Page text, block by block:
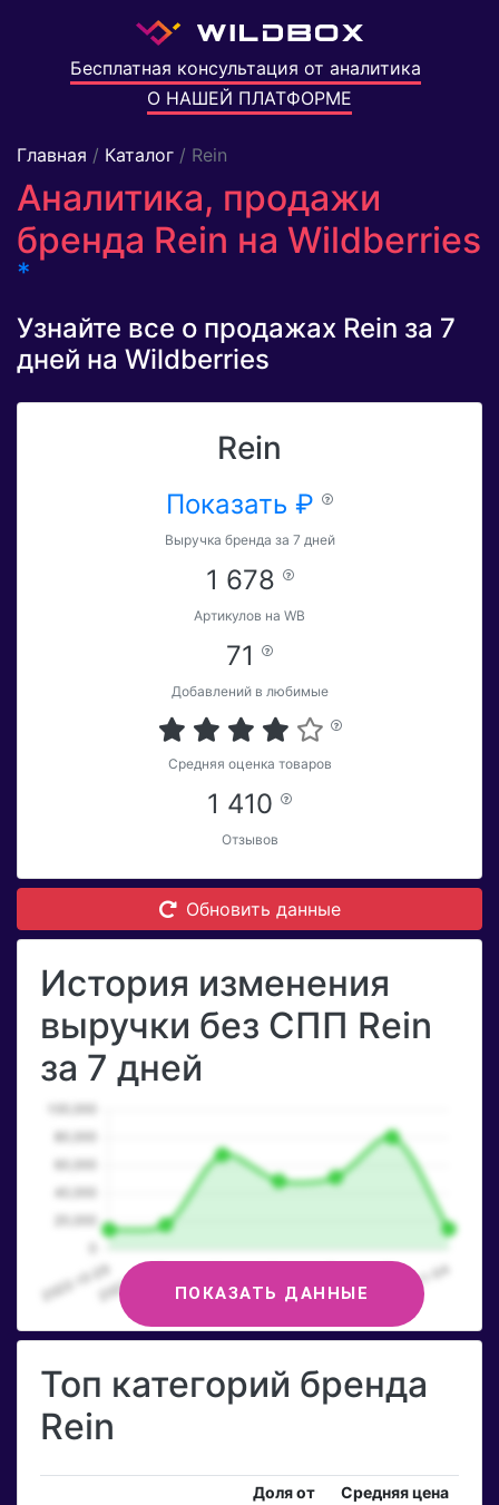
Бесплатная консультация от аналитика
О НАШЕЙ ПЛАТФОРМЕ
Главная / Каталог / Rein
Аналитика, продажи
бренда Rein на Wildberries
*
Узнайте все о продажах Rein за 7
дней на Wildberries
Rein
Показать ₽
Выручка бренда за 7 дней
1 678
Артикулов на WB
71
Добавлений в любимые
Средняя оценка товаров
1 410
Отзывов
Обновить данные
История изменения
выручки без СПП Rein
за 7 дней
ПОКАЗАТЬ ДАННЫЕ
Топ категорий бренда
Rein
Доля от
Средняя цена